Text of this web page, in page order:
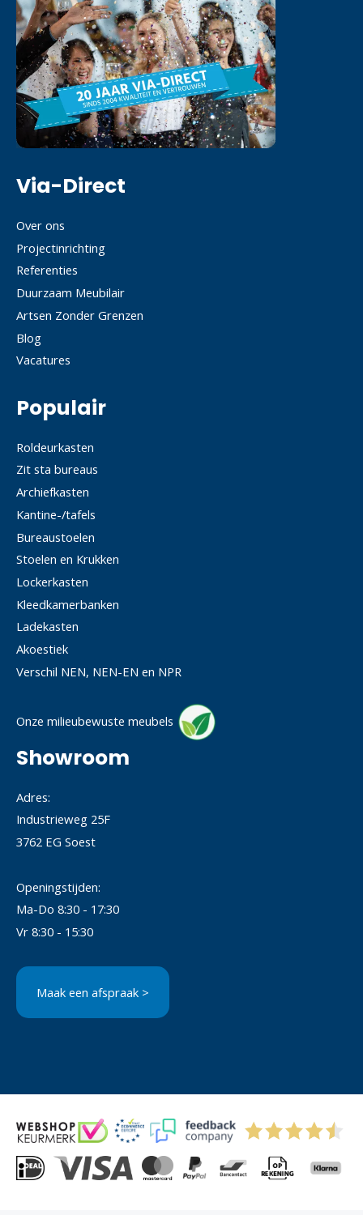
Via-Direct
Over ons
Projectinrichting
Referenties
Duurzaam Meubilair
Artsen Zonder Grenzen
Blog
Vacatures
Populair
Roldeurkasten
Zit sta bureaus
Archiefkasten
Kantine-/tafels
Bureaustoelen
Stoelen en Krukken
Lockerkasten
Kleedkamerbanken
Ladekasten
Akoestiek
Verschil NEN, NEN-EN en NPR
Onze milieubewuste meubels
Showroom
Adres:
Industrieweg 25F
3762 EG Soest
Openingstijden:
Ma-Do 8:30 - 17:30
Vr 8:30 - 15:30
Maak een afspraak >